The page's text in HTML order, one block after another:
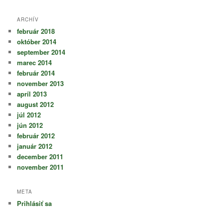
ARCHÍV
február 2018
október 2014
september 2014
marec 2014
február 2014
november 2013
apríl 2013
august 2012
júl 2012
jún 2012
február 2012
január 2012
december 2011
november 2011
META
Prihlásiť sa